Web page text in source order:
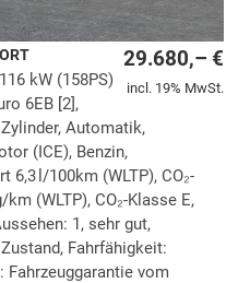
29.680,– €
incl. 19% MwSt.
kW (158PS)
6EB [2],
Zylinder, Automatik,
(ICE), Benzin,
l/100km (WLTP), CO₂-
(WLTP), CO₂-Klasse E,
1, sehr gut,
Fahrfähigkeit:
vom